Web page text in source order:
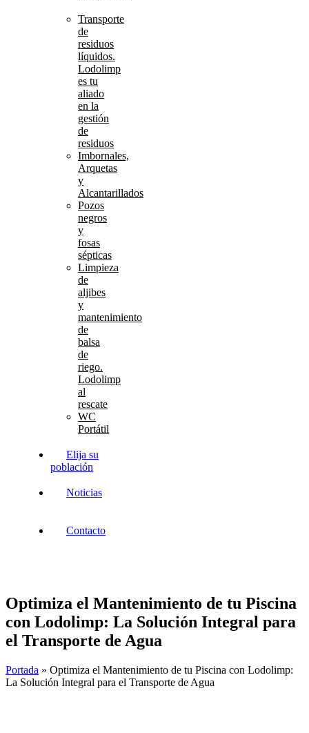
Transporte
de
residuos
líquidos.
Lodolimp
es tu
aliado
en la
gestión
de
residuos
Imbornales,
Arquetas
y
Alcantarillados
Pozos
negros
y
fosas
sépticas
Limpieza
de
aljibes
y
mantenimiento
de
balsa
de
riego.
Lodolimp
al
rescate
WC
Portátil
Elija su
población
Noticias
Contacto
Optimiza el Mantenimiento de tu Piscina
con Lodolimp: La Solución Integral para
el Transporte de Agua
Portada » Optimiza el Mantenimiento de tu Piscina con Lodolimp:
La Solución Integral para el Transporte de Agua